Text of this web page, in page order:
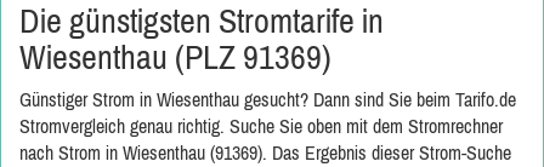
Die günstigsten Stromtarife in
Wiesenthau (PLZ 91369)
Günstiger Strom in Wiesenthau gesucht? Dann sind Sie beim Tarifo.de
Stromvergleich genau richtig. Suche Sie oben mit dem Stromrechner
nach Strom in Wiesenthau (91369). Das Ergebnis dieser Strom-Suche